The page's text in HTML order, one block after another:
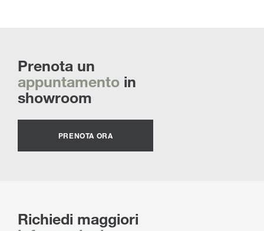
Prenota un
appuntamento in
showroom
PRENOTA ORA
Richiedi maggiori